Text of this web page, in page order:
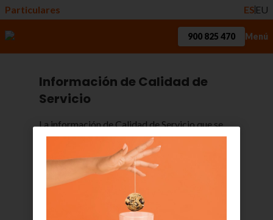
Particulares ES EU
900 825 470 Menú
Información de Calidad de
Servicio
La información de Calidad de Servicio que se
facilita en los apartados siguientes se ha
elaborado según lo establecido en la
Resolución, de 23 de enero 2025
establecen los parámetros de calidad de
servicio y sus métodos de medición según
establece el artículo 69 de la Ley General de